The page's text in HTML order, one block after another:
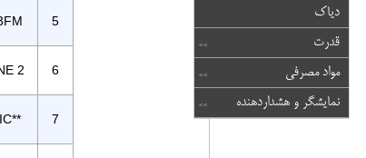
دیاک
قدرت
مواد مصرفی
نمایشگر و هشداردهنده
5
2 6
7